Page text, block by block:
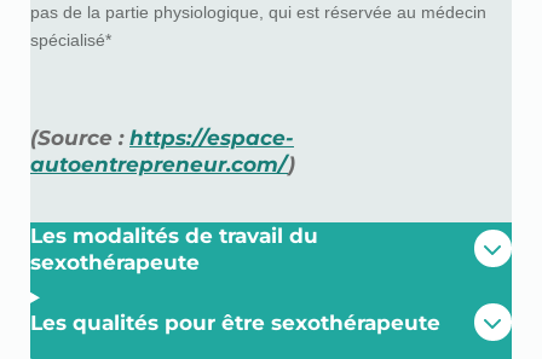
pas de la partie physiologique, qui est réservée au médecin
spécialisé*
(Source : https://espace-
autoentrepreneur.com/)
Les modalités de travail du
sexothérapeute
Les qualités pour être sexothérapeute